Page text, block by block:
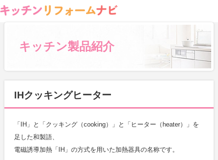
キッチン製品紹介
IHクッキングヒーター
「IH」と「クッキング（cooking）」と「ヒーター（heater）」を
足した和製語、
電磁誘導加熱「IH」の方式を用いた加熱器具の名称です。